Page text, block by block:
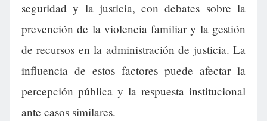
seguridad y la justicia, con debates sobre la
prevención de la violencia familiar y la gestión
de recursos en la administración de justicia. La
influencia de estos factores puede afectar la
percepción pública y la respuesta institucional
ante casos similares.